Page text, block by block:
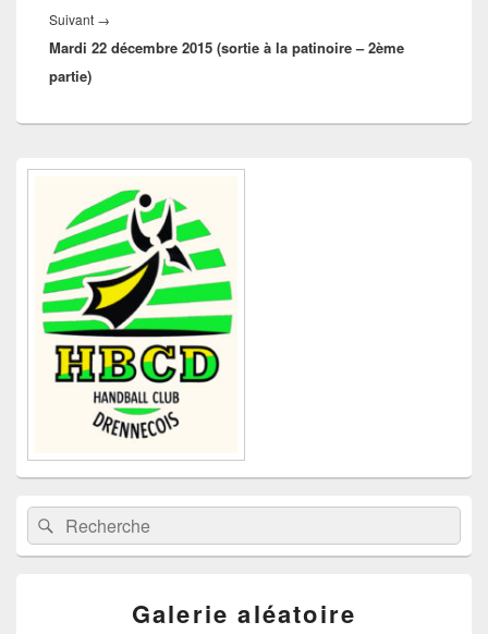
Suivant →
suivant :
Mardi 22 décembre 2015 (sortie à la patinoire – 2ème
partie)
Zone
barre
latérale
Recherche :Rechercher
Galerie aléatoire